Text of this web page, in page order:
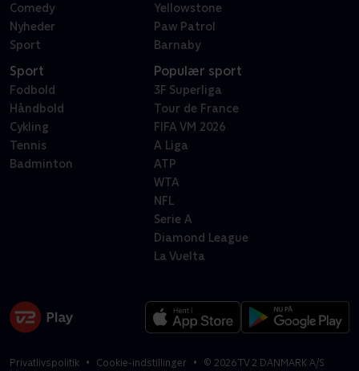
Comedy
Nyheder
Sport
Yellowstone
Paw Patrol
Barnaby
Sport
Fodbold
Håndbold
Cykling
Tennis
Badminton
Populær sport
3F Superliga
Tour de France
FIFA VM 2026
A Liga
ATP
WTA
NFL
Serie A
Diamond League
La Vuelta
Privatlivspolitik Cookie-indstillinger © 2026TV 2 DANMARK A/S